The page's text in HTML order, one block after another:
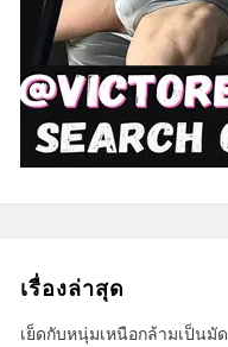
เรื่องล่าสุด
เย็ดกับหนุ่มเหนือกล้ามเป็นมัด